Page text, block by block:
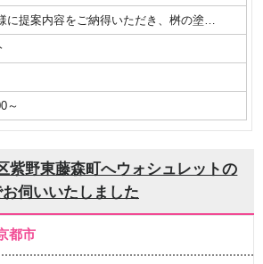
に提案内容をご納得いただき、桝の塗…
～
紫野東藤森町へウォシュレットの
伺いいたしました
都市